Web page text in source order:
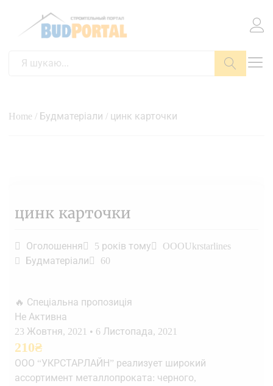
Home / Будматеріали / цинк карточки
цинк карточки
Оголошення 5 років тому
OOOUkrstarlines
Будматеріали
60
🔥 Спеціальна пропозиція
Не Активна
23 Жовтня, 2021 • 6 Листопада, 2021
210₴
ООО “УКРСТАРЛАЙН” реализует широкий
ассортимент металлопроката: черного,